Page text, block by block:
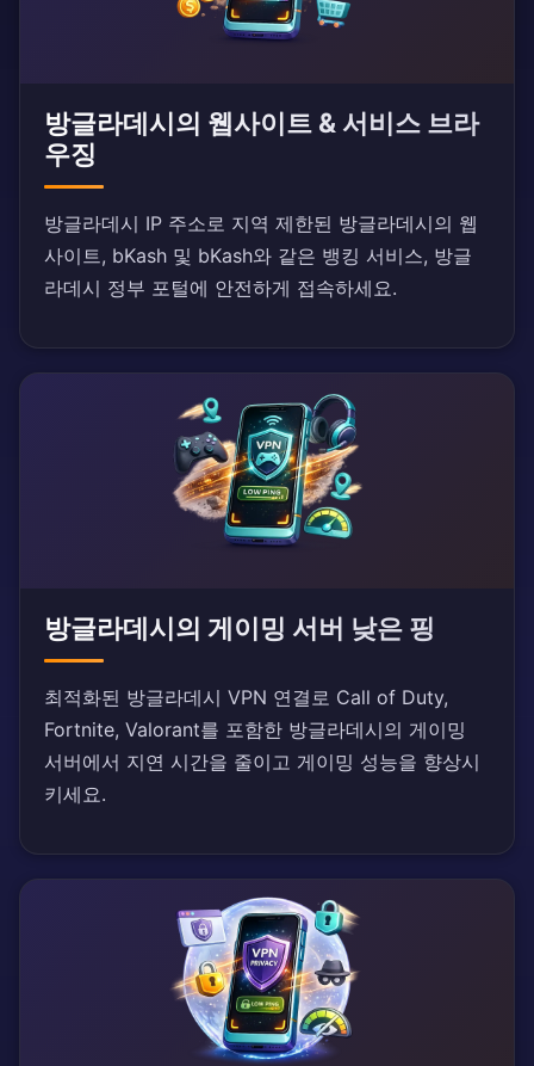
방글라데시의 웹사이트 & 서비스 브라
우징
방글라데시 IP 주소로 지역 제한된 방글라데시의 웹
사이트, bKash 및 bKash와 같은 뱅킹 서비스, 방글
라데시 정부 포털에 안전하게 접속하세요.
방글라데시의 게이밍 서버 낮은 핑
최적화된 방글라데시 VPN 연결로 Call of Duty,
Fortnite, Valorant를 포함한 방글라데시의 게이밍
서버에서 지연 시간을 줄이고 게이밍 성능을 향상시
키세요.